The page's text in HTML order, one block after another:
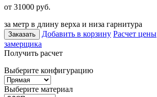
от 31000 руб.
за метр в длину верха и низа гарнитура
Заказать Добавить в корзину Расчет цены
замерщика
Получить расчет
Выберите конфигурацию
Выберите материал